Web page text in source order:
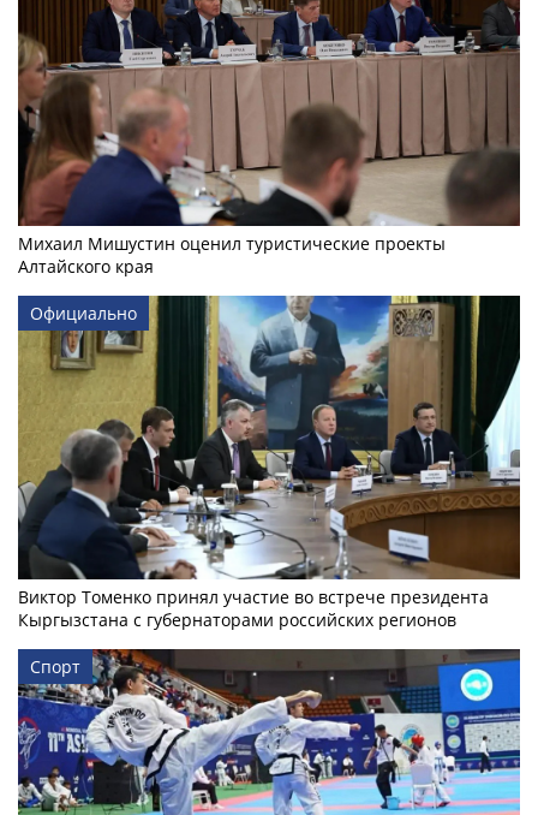
Михаил Мишустин оценил туристические проекты
Алтайского края
Официально
Виктор Томенко принял участие во встрече президента
Кыргызстана с губернаторами российских регионов
Спорт